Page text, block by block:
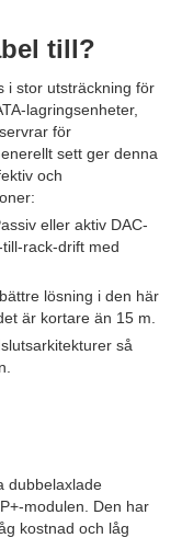
till?
i stor utsträckning för
lagringsenheter,
för
sett ger denna
och
eller aktiv DAC-
rack-drift med
lösning i den här
är kortare än 15 m.
så
dubbelaxlade
modulen. Den har
kostnad och låg